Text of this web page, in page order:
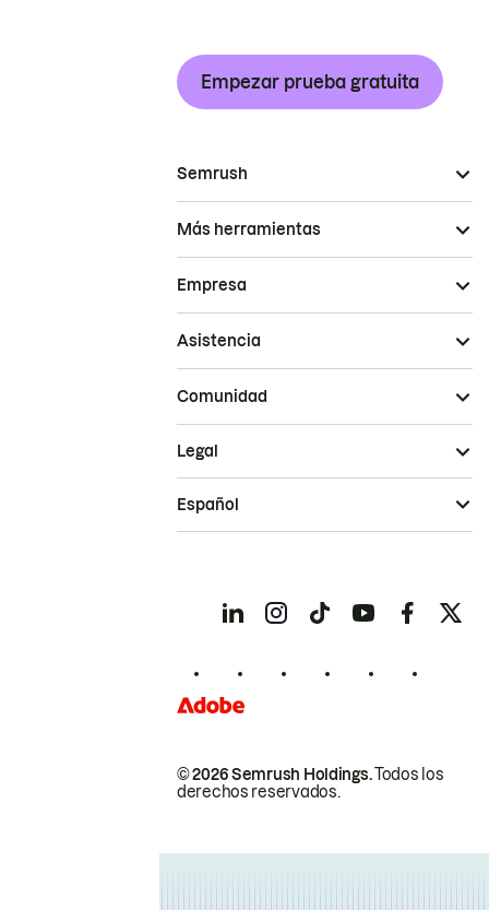
Empezar prueba gratuita
Semrush
Más herramientas
Empresa
Asistencia
Comunidad
© 2026 Semrush Holdings.Todos los
derechos reservados.
Legal
Español